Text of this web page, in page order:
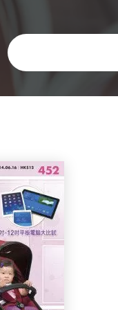
关键字